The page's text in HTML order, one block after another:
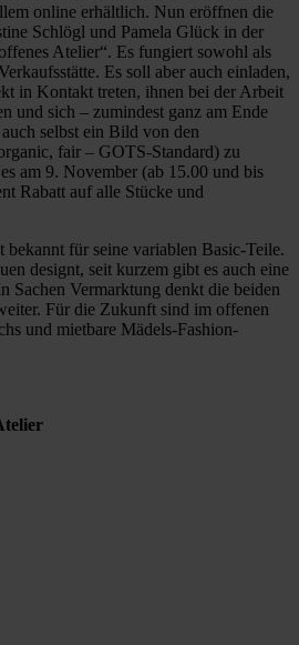
online erhältlich. Nun eröffnen die
Schlögl und Pamela Glück in der
Atelier“. Es fungiert sowohl als
Es soll aber auch einladen,
in Kontakt treten, ihnen bei der Arbeit
und sich – zumindest ganz am Ende
selbst ein Bild von den
fair – GOTS-Standard) zu
am 9. November (ab 15.00 und bis
Rabatt auf alle Stücke und
bekannt für seine variablen Basic-Teile.
designt, seit kurzem gibt es auch eine
Sachen Vermarktung denkt die beiden
Für die Zukunft sind im offenen
und mietbare Mädels-Fashion-